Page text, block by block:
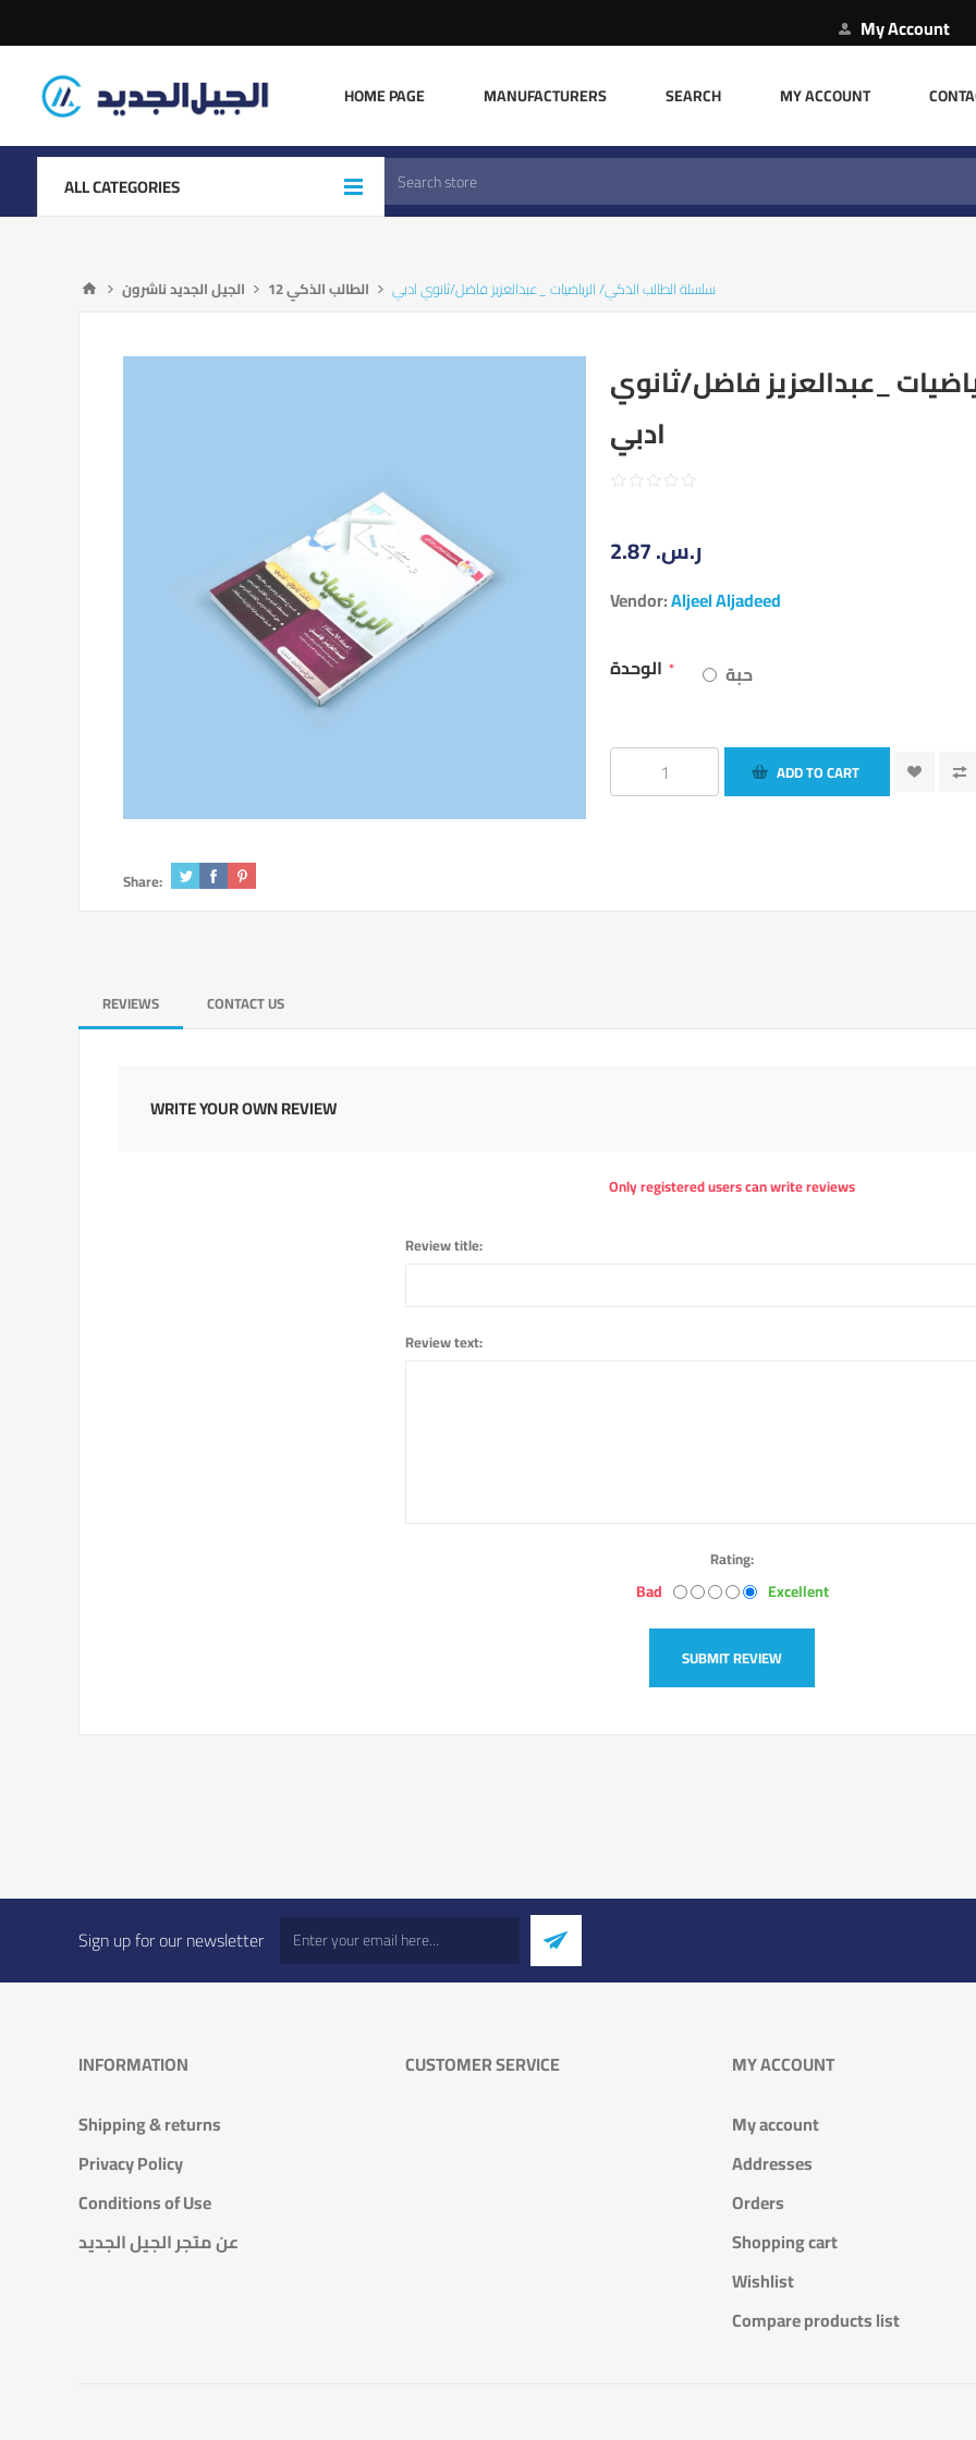
My Account
HOME PAGE MANUFACTURERS SEARCH MY ACCOUNT
ALL CATEGORIES
الجيل الجديد ناشرون الطالب الذكي 12 سلسلة الطالب الذكي/ الرياضيات _عبدالعزيز فاضل/ثانوي ادبي
_عبدالعزيز فاضل/ثانوي
ادبي
2.87 ر.س.‏
Vendor:Aljeel Aljadeed
* حبة
ADD TO CART
Share:
REVIEWS CONTACT US
WRITE YOUR OWN REVIEW
Only registered users can write reviews
Review title:
Review text:
Rating:
Bad Excellent
SUBMIT REVIEW
Sign up for our newsletter
INFORMATION
Shipping & returns
Privacy Policy
Conditions of Use
عن متجر الجيل الجديد
CUSTOMER SERVICE
MY ACCOUNT
My account
Addresses
Orders
Shopping cart
Wishlist
Compare products list